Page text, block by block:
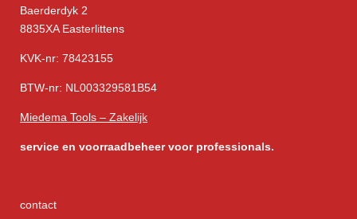
Baerderdyk 2
8835XA Easterlittens
KVK-nr: 78423155
BTW-nr: NL003329581B54
Miedema Tools – Zakelijk
service en voorraadbeheer voor professionals.
contact